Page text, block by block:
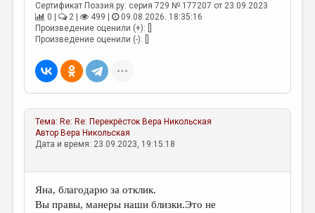
РЕЦЕНЗИРОВАНИЕ
ЦИКЛЫ ПУБЛИКАЦИЙ
ТРЕДИАКОВСКИЙ
МЕДИА
ВКОНТАКТЕ
Сертификат Поэзия.ру: серия 729 № 177207 от 23.09.2023
0 |
2 | 499 |
09.08.2026. 18:35:16
Произведение оценили (+): []
Произведение оценили (-): []
Тема: Re: Re: Перекрёсток Вера Никольская
Автор Вера Никольская
Дата и время: 23.09.2023, 19:15:18
Яна, благодарю за отклик.
Вы правы, манеры наши близки.Это не